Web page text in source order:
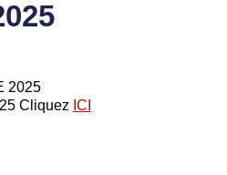
2025
Cliquez ICI